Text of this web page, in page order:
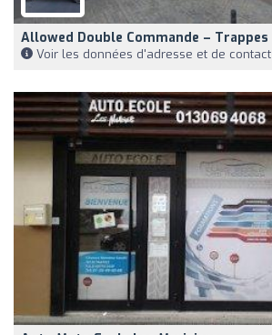
Allowed Double Commande – Trappes
Voir les données d'adresse et de contact